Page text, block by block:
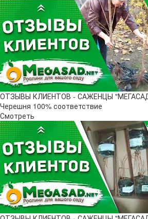
ОТЗЫВЫ КЛИЕНТОВ - САЖЕНЦЫ
Черешня 100% соответствие
Смотреть